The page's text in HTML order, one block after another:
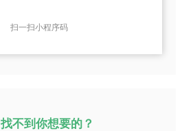
扫一扫小程序码
找不到你想要的？